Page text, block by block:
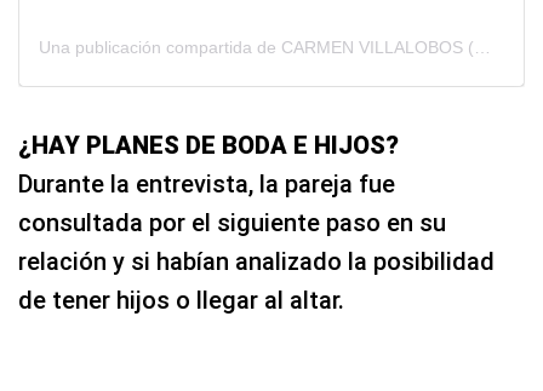
Una publicación compartida de CARMEN VILLALOBOS (@cvillaloboss)
¿HAY PLANES DE BODA E HIJOS?
Durante la entrevista, la pareja fue
consultada por el siguiente paso en su
relación y si habían analizado la posibilidad
de tener hijos o llegar al altar.